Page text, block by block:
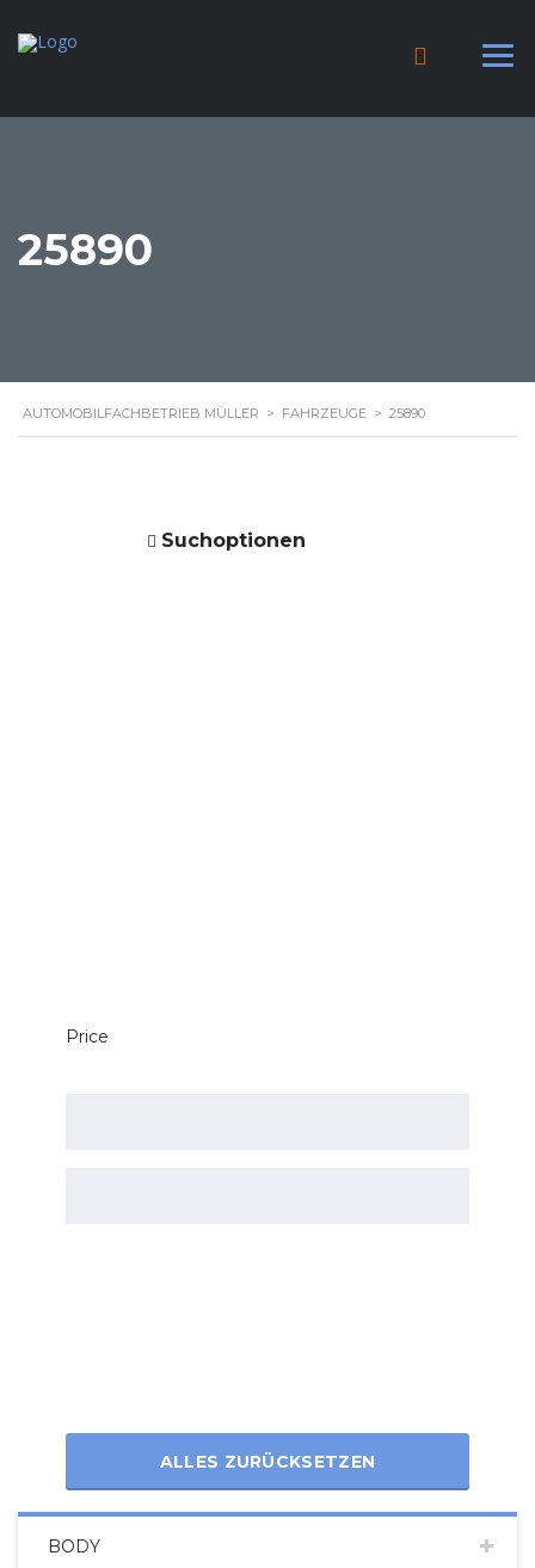
25890
AUTOMOBILFACHBETRIEB MÜLLER > FAHRZEUGE > 25890
Suchoptionen
Price
ALLES ZURÜCKSETZEN
BODY